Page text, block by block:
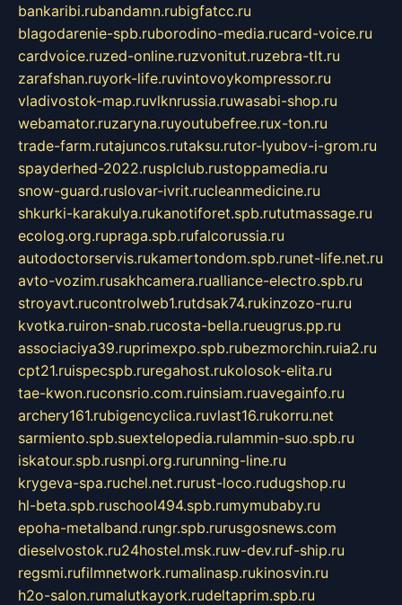
bankaribi.rubandamn.rubigfatcc.ru
blagodarenie-spb.ruborodino-media.rucard-voice.ru
cardvoice.ruzed-online.ruzvonitut.ruzebra-tlt.ru
zarafshan.ruyork-life.ruvintovoykompressor.ru
vladivostok-map.ruvlknrussia.ruwasabi-shop.ru
webamator.ruzaryna.ruyoutubefree.rux-ton.ru
trade-farm.rutajuncos.rutaksu.rutor-lyubov-i-grom.ru
spayderhed-2022.rusplclub.rustoppamedia.ru
snow-guard.ruslovar-ivrit.rucleanmedicine.ru
shkurki-karakulya.rukanotiforet.spb.rututmassage.ru
ecolog.org.rupraga.spb.rufalcorussia.ru
autodoctorservis.rukamertondom.spb.runet-life.net.ru
avto-vozim.rusakhcamera.rualliance-electro.spb.ru
stroyavt.rucontrolweb1.rutdsak74.rukinzozo-ru.ru
kvotka.ruiron-snab.rucosta-bella.rueugrus.pp.ru
associaciya39.ruprimexpo.spb.rubezmorchin.ruia2.ru
cpt21.ruispecspb.ruregahost.rukolosok-elita.ru
tae-kwon.ruconsrio.com.ruinsiam.ruavegainfo.ru
archery161.rubigencyclica.ruvlast16.rukorru.net
sarmiento.spb.suextelopedia.rulammin-suo.spb.ru
iskatour.spb.rusnpi.org.rurunning-line.ru
krygeva-spa.ruchel.net.rurust-loco.rudugshop.ru
hl-beta.spb.ruschool494.spb.rumymubaby.ru
epoha-metalband.rungr.spb.rurusgosnews.com
dieselvostok.ru24hostel.msk.ruw-dev.ruf-ship.ru
regsmi.rufilmnetwork.rumalinasp.rukinosvin.ru
h2o-salon.rumalutkayork.rudeltaprim.spb.ru